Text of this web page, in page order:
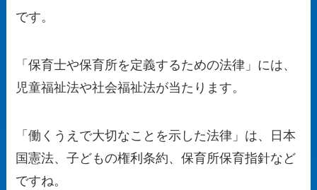
です。
「保育士や保育所を定義するための法律」には、
児童福祉法や社会福祉法が当たります。
「働くうえで大切なことを示した法律」は、日本
国憲法、子どもの権利条約、保育所保育指針など
ですね。